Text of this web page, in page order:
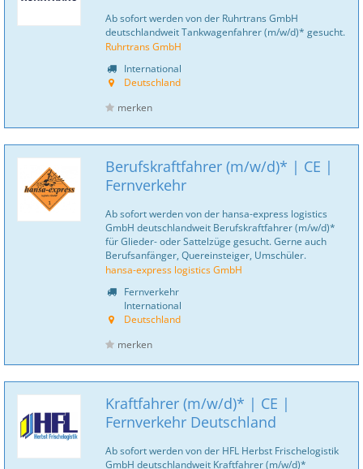
Ab sofort werden von der Ruhrtrans GmbH
deutschlandweit Tankwagenfahrer (m/w/d)* gesucht.
Ruhrtrans GmbH
International
Deutschland
merken
Berufskraftfahrer (m/w/d)* | CE |
Fernverkehr
Ab sofort werden von der hansa-express logistics
GmbH deutschlandweit Berufskraftfahrer (m/w/d)*
für Glieder- oder Sattelzüge gesucht. Gerne auch
Berufsanfänger, Quereinsteiger, Umschüler.
hansa-express logistics GmbH
Fernverkehr
International
Deutschland
merken
Kraftfahrer (m/w/d)* | CE |
Fernverkehr Deutschland
Ab sofort werden von der HFL Herbst Frischelogistik
GmbH deutschlandweit Kraftfahrer (m/w/d)*